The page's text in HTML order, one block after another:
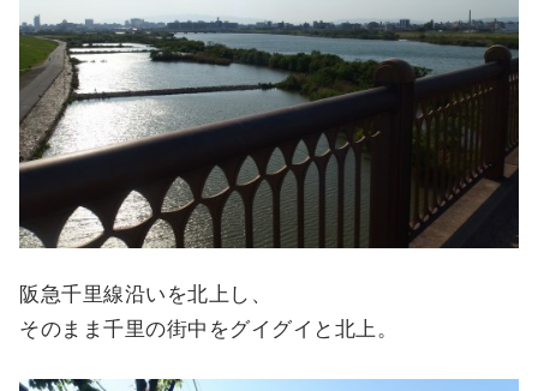
阪急千里線沿いを北上し、
そのまま千里の街中をグイグイと北上。